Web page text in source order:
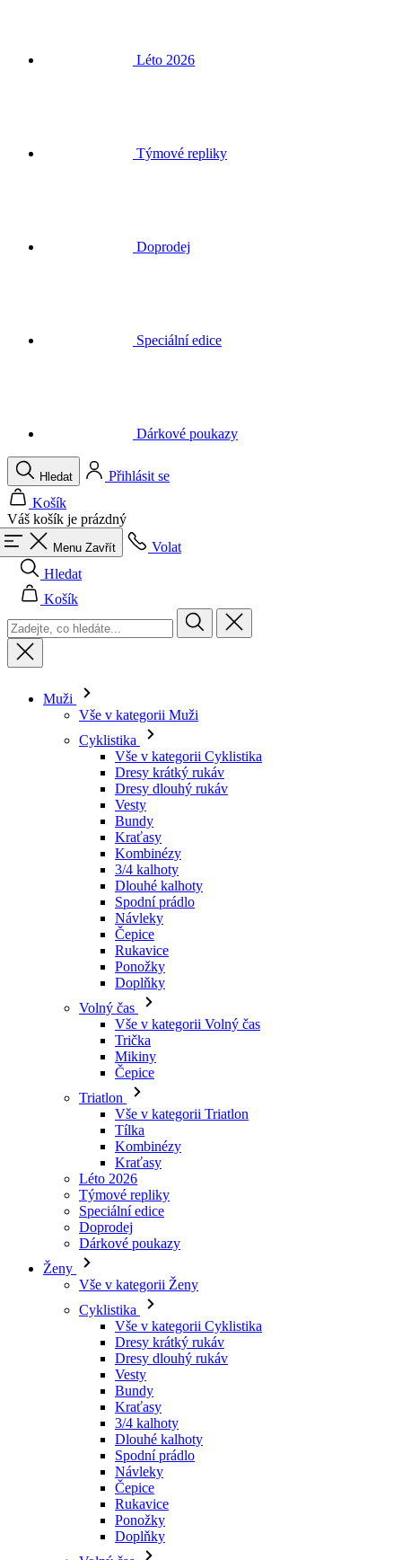
Váš košík je prázdný
Menu Zavřít
Volat
Hledat
Košík
Muži
Vše v kategorii Muži
Dresy dlouhý rukáv
Vesty
Bundy
Kraťasy
Kombinézy
3/4 kalhoty
Dlouhé kalhoty
Spodní prádlo
Návleky
Čepice
Rukavice
Ponožky
Doplňky
Volný čas
Vše v kategorii Volný čas
Trička
Mikiny
Čepice
Triatlon
Vše v kategorii Triatlon
Tílka
Kombinézy
Kraťasy
Léto 2026
Týmové repliky
Speciální edice
Doprodej
Dárkové poukazy
Ženy
Vše v kategorii Ženy
Cyklistika
Vše v kategorii Cyklistika
Dresy dlouhý rukáv
Vesty
Bundy
Kraťasy
3/4 kalhoty
Dlouhé kalhoty
Spodní prádlo
Návleky
Čepice
Rukavice
Ponožky
Doplňky
Volný čas
Vše v kategorii Volný čas
Trička
Mikiny
Čepice